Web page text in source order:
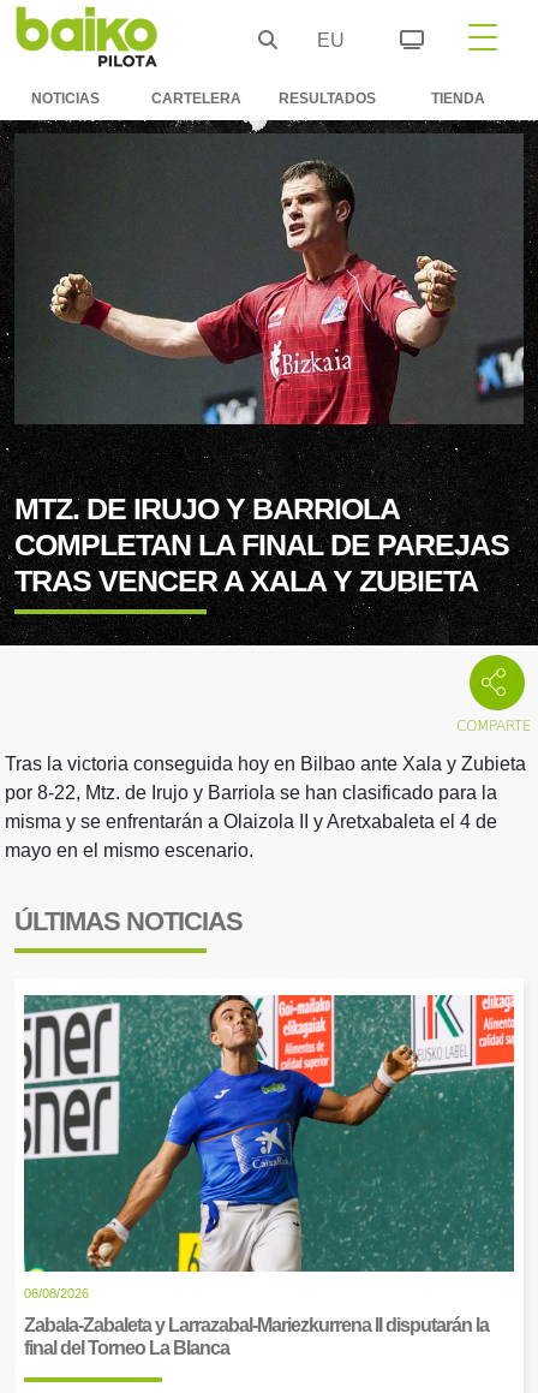
EU
NOTICIAS CARTELERA RESULTADOS TIENDA
MTZ. DE IRUJO Y BARRIOLA
COMPLETAN LA FINAL DE PAREJAS
TRAS VENCER A XALA Y ZUBIETA
Tras la victoria conseguida hoy en Bilbao ante Xala y Zubieta
por 8-22, Mtz. de Irujo y Barriola se han clasificado para la
misma y se enfrentarán a Olaizola II y Aretxabaleta el 4 de
mayo en el mismo escenario.
ÚLTIMAS NOTICIAS
06/08/2026
Zabala-Zabaleta y Larrazabal-Mariezkurrena II disputarán la
final del Torneo La Blanca